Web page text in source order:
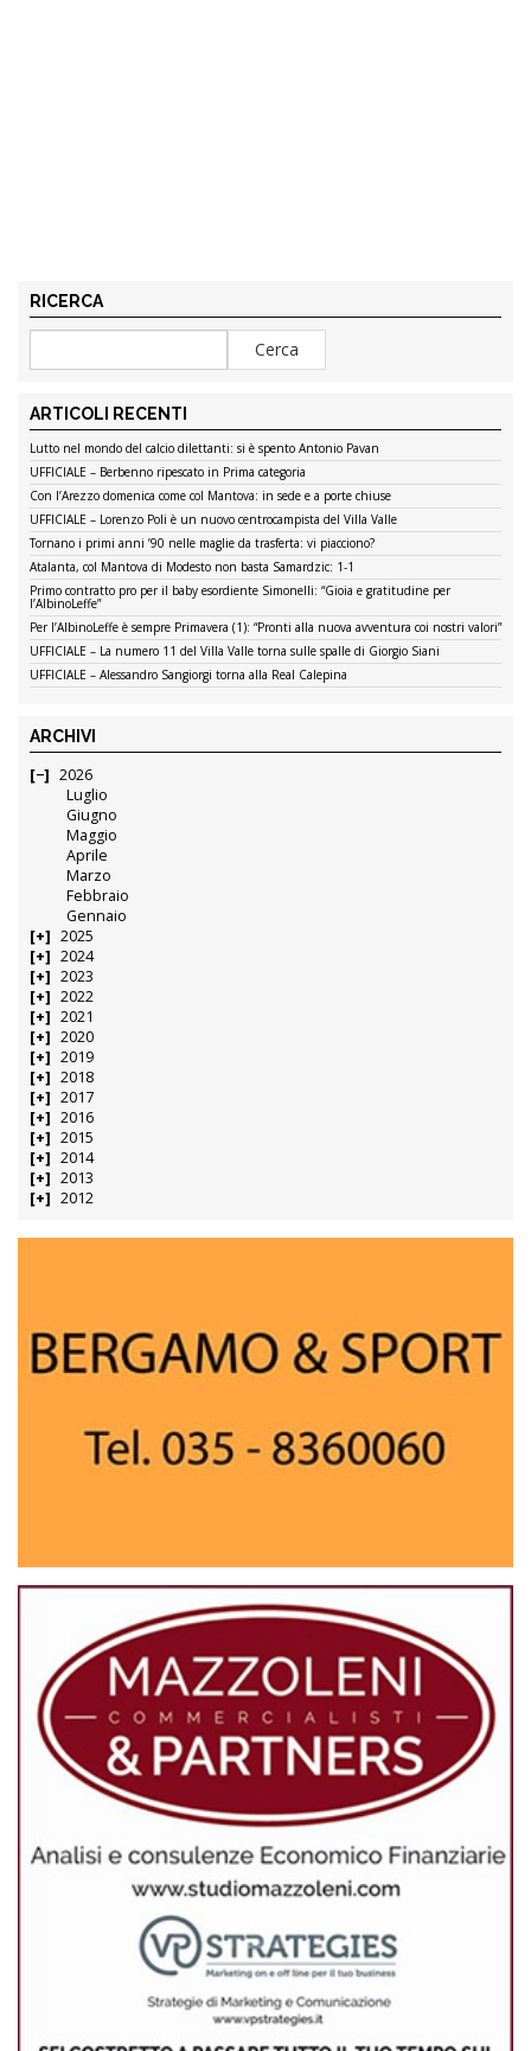
RICERCA
ARTICOLI RECENTI
Lutto nel mondo del calcio dilettanti: si è spento Antonio Pavan
UFFICIALE – Berbenno ripescato in Prima categoria
Con l’Arezzo domenica come col Mantova: in sede e a porte chiuse
UFFICIALE – Lorenzo Poli è un nuovo centrocampista del Villa Valle
Tornano i primi anni ’90 nelle maglie da trasferta: vi piacciono?
Atalanta, col Mantova di Modesto non basta Samardzic: 1-1
Primo contratto pro per il baby esordiente Simonelli: “Gioia e gratitudine per
l’AlbinoLeffe”
Per l’AlbinoLeffe è sempre Primavera (1): “Pronti alla nuova avventura coi nostri valori”
UFFICIALE – La numero 11 del Villa Valle torna sulle spalle di Giorgio Siani
UFFICIALE – Alessandro Sangiorgi torna alla Real Calepina
ARCHIVI
2026
Luglio
Giugno
Maggio
Aprile
Marzo
Febbraio
Gennaio
2025
2024
2023
2022
2021
2020
2019
2018
2017
2016
2015
2014
2013
2012